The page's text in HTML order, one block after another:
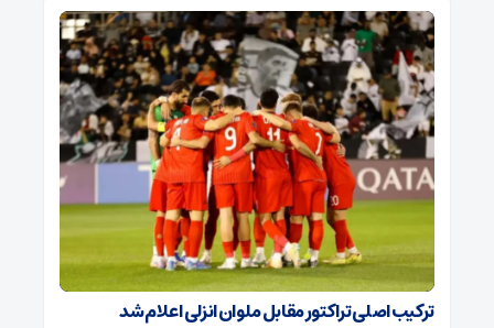
ترکیب اصلی تراکتور مقابل ملوان انزلی اعلام شد